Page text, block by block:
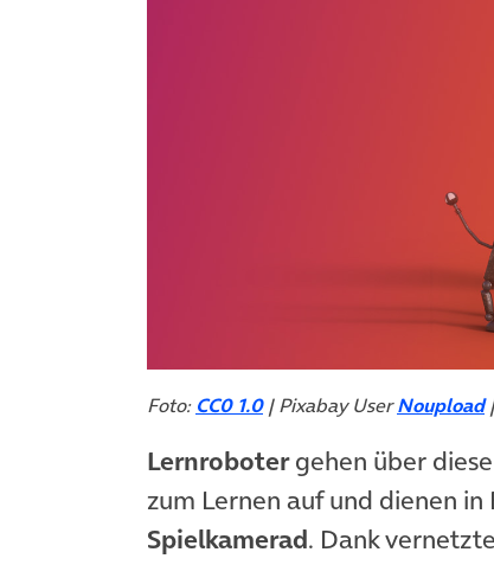
Foto: CC0 1.0| Pixabay UserNoupload
Lernrobotergehen über
zum Lernen auf und dienen
Spielkamerad. Dank